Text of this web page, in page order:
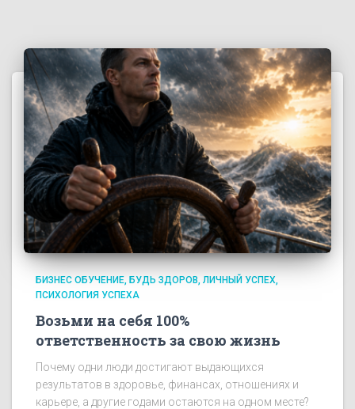
БИЗНЕС ОБУЧЕНИЕ БУДЬ ЗДОРОВ ЛИЧНЫЙ УСПЕХ
ПСИХОЛОГИЯ УСПЕХА
Возьми на себя 100%
ответственность за свою жизнь
Почему одни люди достигают выдающихся
результатов в здоровье, финансах, отношениях и
карьере, а другие годами остаются на одном месте?